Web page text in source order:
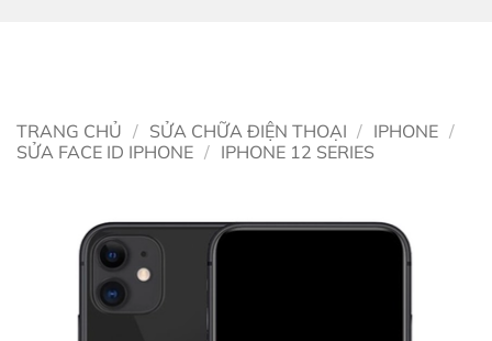
TRANG CHỦ / SỬA CHỮA ĐIỆN THOẠI / IPHONE /
SỬA FACE ID IPHONE / IPHONE 12 SERIES